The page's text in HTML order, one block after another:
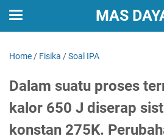
MAS
Home / Fisika /Soal IPA
Dalam suatu proses
kalor 650 J diserap
konstan 275K.